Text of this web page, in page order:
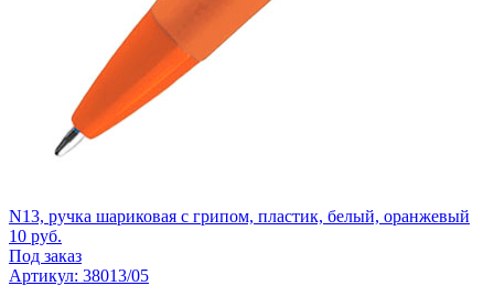
N13, ручка шариковая с грипом, пластик, белый, оранжевый
10 руб.
Под заказ
Артикул: 38013/05